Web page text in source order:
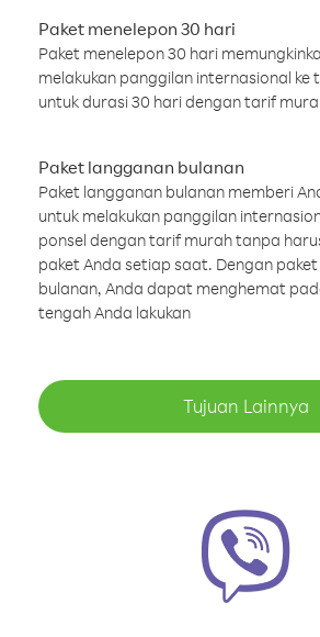
Paket menelepon 30 hari
Paket menelepon 30 hari
melakukan panggilan internasional ke
untuk durasi 30 hari dengan tarif
Paket langganan bulanan
Paket langganan bulanan memberi
untuk melakukan panggilan
ponsel dengan tarif murah tanpa
paket Anda setiap saat. Dengan
bulanan, Anda dapat menghemat
tengah Anda lakukan
Tujuan Lainnya